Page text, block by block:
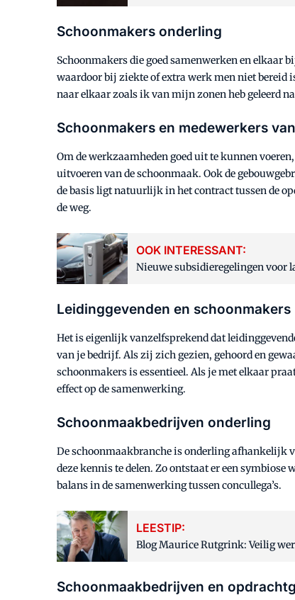
Schoonmakers onderling
Schoonmakers die goed samenwerken en elkaar
waardoor bij ziekte of extra werk men niet
naar elkaar zoals ik van mijn zonen heb geleerd
Schoonmakers en medewerkers
Om de werkzaamheden goed uit te kunnen
uitvoeren van de schoonmaak. Ook de
de basis ligt natuurlijk in het contract tussen de
de weg.
OOK INTERESSANT:
Nieuwe subsidieregelingen voor
Leidinggevenden en schoonmakers
Het is eigenlijk vanzelfsprekend dat
van je bedrijf. Als zij zich gezien, gehoord en
schoonmakers is essentieel. Als je met elkaar
effect op de samenwerking.
Schoonmaakbedrijven onderling
De schoonmaakbranche is onderling afhankelijk
deze kennis te delen. Zo ontstaat er een
balans in de samenwerking tussen concullega’s.
LEESTIP:
Blog Maurice Rutgrink: Veilig
Schoonmaakbedrijven en